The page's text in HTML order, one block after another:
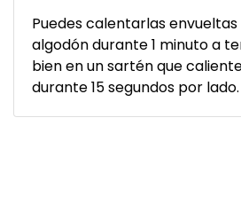
Puedes calentarlas
algodón durante 1 minuto a
bien en un sartén que
durante 15 segundos por lado.